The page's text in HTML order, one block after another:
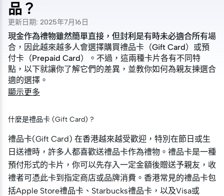
品？
更新日期: 2025年7月16日
現金作為禮物雖然簡單直接，但封利是有時未必適合所有場
合，因此越來越多人會選擇購買禮品卡（Gift Card）或預
付卡（Prepaid Card）。不過，這兩種卡片各有不同特
點，以下就讓你了解它們的差異，並教你如何為親友揀選合
適的選擇。
現金作為禮物雖然簡單直接，但封利是有時未必適合所有場
合，因此越來越多人會選擇購買禮品卡（Gift Card）或預
付卡（Prepaid Card）。不過，這兩種卡片各有不同特
點，以下就讓你了解它們的差異，並教你如何為親友揀選合
適的選擇。
顯示更多
什麼是禮品卡 (Gift Card) ?
禮品卡(Gift Card) 在香港越來越受歡迎，特別在節日或生
日送禮時，許多人都喜歡送禮品卡作為禮物。禮品卡是一種
預付形式的卡片，你可以先存入一定金額後贈送予親友，收
禮者可憑此卡到指定商店或品牌消費。香港常見的禮品卡包
括Apple Store禮品卡、Starbucks禮品卡，以及Visa或